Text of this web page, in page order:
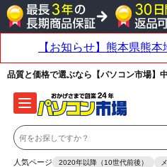
品質と価格で選ぶなら【パソコン市場】
人気ページ 2020年以降（10世代前後）